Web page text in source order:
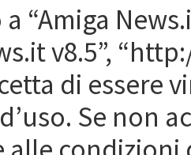
“Amiga
v8.5”,
di essere
Se non